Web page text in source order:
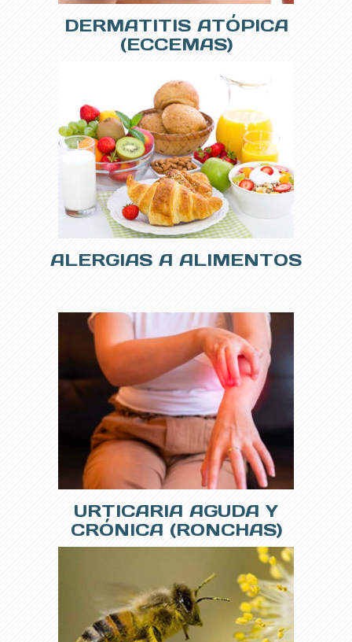
DERMATITIS ATÓPICA
(ECCEMAS)
ALERGIAS A ALIMENTOS
URTICARIA AGUDA Y
CRÓNICA (RONCHAS)